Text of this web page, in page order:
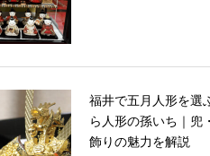
福井で五月人形を選
ら人形の孫いち｜兜
飾りの魅力を解説